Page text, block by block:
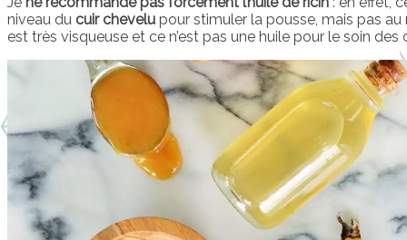
niveau du cuir chevelu pour stimuler la pousse, mais pas
est très visqueuse et ce n’est pas une huile pour le soin des